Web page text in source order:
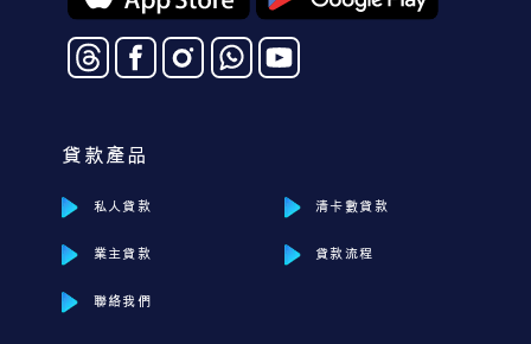
貸款產品
私人貸款 清卡數貸款
業主貸款 貸款流程
聯絡我們